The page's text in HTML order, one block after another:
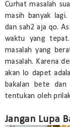
Curhat masalah
masih banyak
dan sah2 aja qo.
waktu yang
masalah yang
masalah. Karena
akan lo dapet
bakalan bete
tentukan oleh
Jangan Lupa